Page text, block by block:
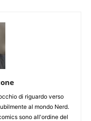
di riguardo verso
al mondo Nerd.
sono all'ordine del